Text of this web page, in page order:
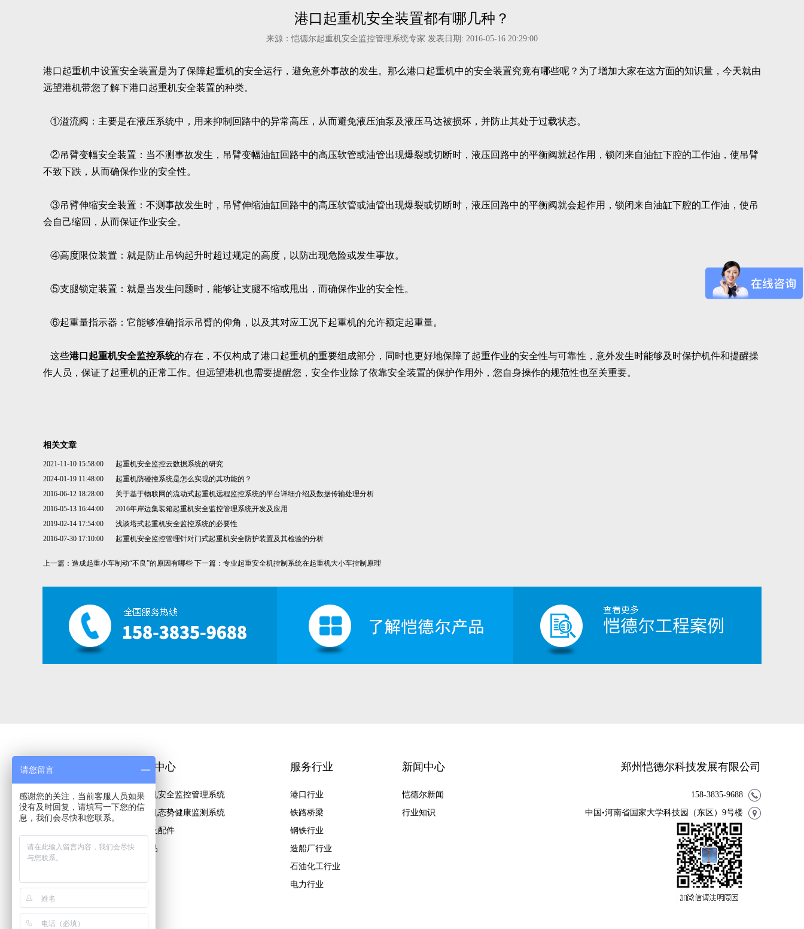
港口起重机安全装置都有哪几种？
来源：恺德尔起重机安全监控管理系统专家 发表日期: 2016-05-16 20:29:00
港口起重机中设置安全装置是为了保障起重机的安全运行，避免意外事故的发生。那么港口起重机中的安全装置究竟有哪些呢？为了增加大家在这方面的知识量，今天就由
远望港机带您了解下港口起重机安全装置的种类。
①溢流阀：主要是在液压系统中，用来抑制回路中的异常高压，从而避免液压油泵及液压马达被损坏，并防止其处于过载状态。
②吊臂变幅安全装置：当不测事故发生，吊臂变幅油缸回路中的高压软管或油管出现爆裂或切断时，液压回路中的平衡阀就起作用，锁闭来自油缸下腔的工作油，使吊臂
不致下跌，从而确保作业的安全性。
③吊臂伸缩安全装置：不测事故发生时，吊臂伸缩油缸回路中的高压软管或油管出现爆裂或切断时，液压回路中的平衡阀就会起作用，锁闭来自油缸下腔的工作油，使吊
会自己缩回，从而保证作业安全。
④高度限位装置：就是防止吊钩起升时超过规定的高度，以防出现危险或发生事故。
⑤支腿锁定装置：就是当发生问题时，能够让支腿不缩或甩出，而确保作业的安全性。
⑥起重量指示器：它能够准确指示吊臂的仰角，以及其对应工况下起重机的允许额定起重量。
这些港口起重机安全监控系统的存在，不仅构成了港口起重机的重要组成部分，同时也更好地保障了起重作业的安全性与可靠性，意外发生时能够及时保护机件和提醒操
作人员，保证了起重机的正常工作。但远望港机也需要提醒您，安全作业除了依靠安全装置的保护作用外，您自身操作的规范性也至关重要。
相关文章
2021-11-10 15:58:00
起重机安全监控云数据系统的研究
2024-01-19 11:48:00
起重机防碰撞系统是怎么实现的其功能的？
2016-06-12 18:28:00
关于基于物联网的流动式起重机远程监控系统的平台详细介绍及数据传输处理分析
2016-05-13 16:44:00
2016年岸边集装箱起重机安全监控管理系统开发及应用
2019-02-14 17:54:00
浅谈塔式起重机安全监控系统的必要性
2016-07-30 17:10:00
起重机安全监控管理针对门式起重机安全防护装置及其检验的分析
上一篇： 造成起重小车制动“不良”的原因有哪些 下一篇： 专业起重安全机控制系统在起重机大小车控制原理
关于恺德尔
公司简介
核心优势
荣誉资质
产品中心
起重机安全监控管理系统
起重机态势健康监测系统
标品及配件
新产品
服务行业
港口行业
铁路桥梁
钢铁行业
造船厂行业
石油化工行业
电力行业
新闻中心
恺德尔新闻
行业知识
郑州恺德尔科技发展有限公司
158-3835-9688
中国•河南省国家大学科技园（东区）9号楼
请您留言
感谢您的关注，当前客服人员如果
没有及时回复，请填写一下您的信
息，我们会尽快和您联系。